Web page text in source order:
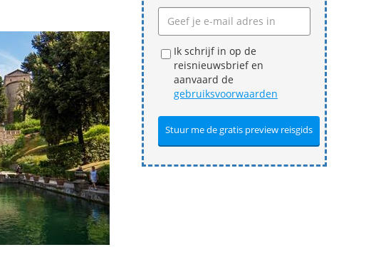
Ik schrijf in op de
reisnieuwsbrief en
aanvaard de
gebruiksvoorwaarden